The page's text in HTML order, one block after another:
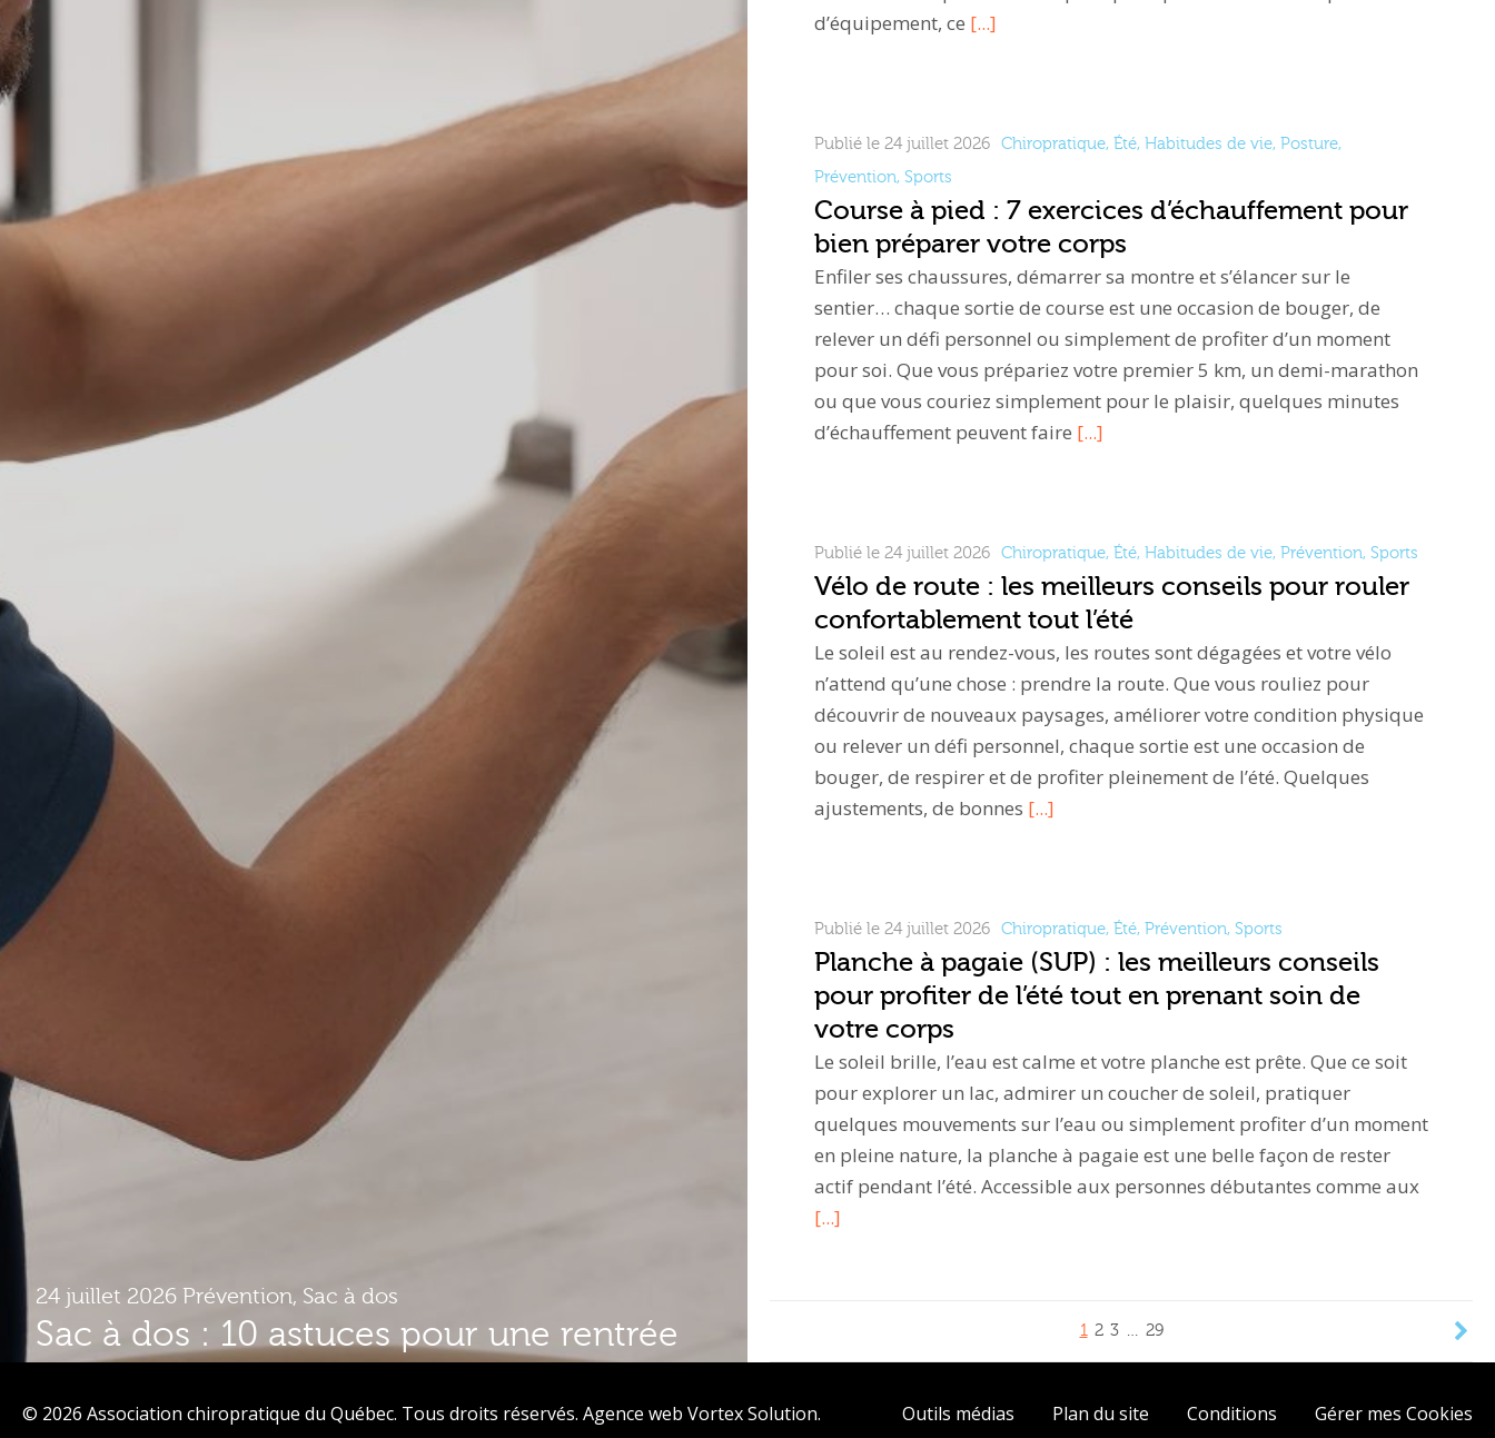
24 juillet 2026 Prévention, Sac à dos
Sac à dos : 10 astuces pour une rentrée
d’équipement, ce [...]
Publié le 24 juillet 2026 Chiropratique, Été, Habitudes de vie, Posture,
Prévention, Sports
Course à pied : 7 exercices d’échauffement pour
bien préparer votre corps
Enfiler ses chaussures, démarrer sa montre et s’élancer sur le
sentier… chaque sortie de course est une occasion de bouger, de
relever un défi personnel ou simplement de profiter d’un moment
pour soi. Que vous prépariez votre premier 5 km, un demi-marathon
ou que vous couriez simplement pour le plaisir, quelques minutes
d’échauffement peuvent faire [...]
Publié le 24 juillet 2026 Chiropratique, Été, Habitudes de vie, Prévention, Sports
Vélo de route : les meilleurs conseils pour rouler
confortablement tout l’été
Le soleil est au rendez-vous, les routes sont dégagées et votre vélo
n’attend qu’une chose : prendre la route. Que vous rouliez pour
découvrir de nouveaux paysages, améliorer votre condition physique
ou relever un défi personnel, chaque sortie est une occasion de
bouger, de respirer et de profiter pleinement de l’été. Quelques
ajustements, de bonnes [...]
Publié le 24 juillet 2026 Chiropratique, Été, Prévention, Sports
Planche à pagaie (SUP) : les meilleurs conseils
pour profiter de l’été tout en prenant soin de
votre corps
Le soleil brille, l’eau est calme et votre planche est prête. Que ce soit
pour explorer un lac, admirer un coucher de soleil, pratiquer
quelques mouvements sur l’eau ou simplement profiter d’un moment
en pleine nature, la planche à pagaie est une belle façon de rester
actif pendant l’été. Accessible aux personnes débutantes comme aux
[...]
1 2 3 … 29
© 2026 Association chiropratique du Québec. Tous droits réservés. Agence web Vortex Solution. Outils médias Plan du site Conditions Gérer mes Cookies